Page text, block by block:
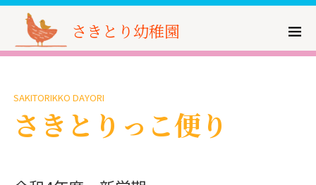
さきとり幼稚園
SAKITORIKKO DAYORI
さきとりっこ便り